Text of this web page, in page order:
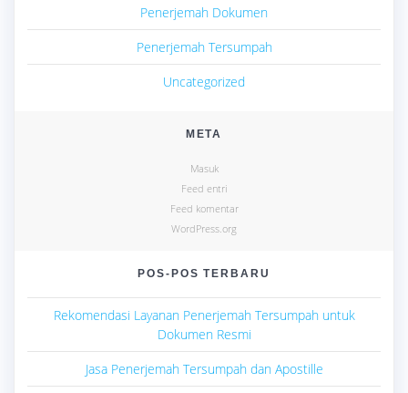
Penerjemah Dokumen
Penerjemah Tersumpah
Uncategorized
META
Masuk
Feed entri
Feed komentar
WordPress.org
POS-POS TERBARU
Rekomendasi Layanan Penerjemah Tersumpah untuk
Dokumen Resmi
Jasa Penerjemah Tersumpah dan Apostille